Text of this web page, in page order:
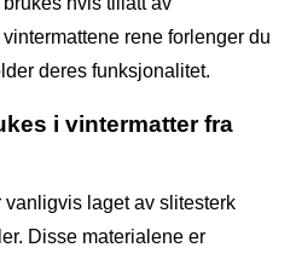
rene forlenger du
deres funksjonalitet.
i vintermatter fra
laget av slitesterk
Disse materialene er